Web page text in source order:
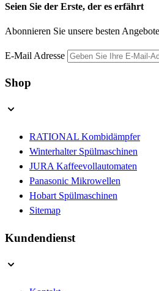
Seien Sie der Erste, der es erfährt
Abonnieren Sie unsere besten
E-Mail Adresse
Shop
RATIONAL Kombidämpfer
Winterhalter Spülmaschinen
JURA Kaffeevollautomaten
Panasonic Mikrowellen
Hobart Spülmaschinen
Sitemap
Kundendienst